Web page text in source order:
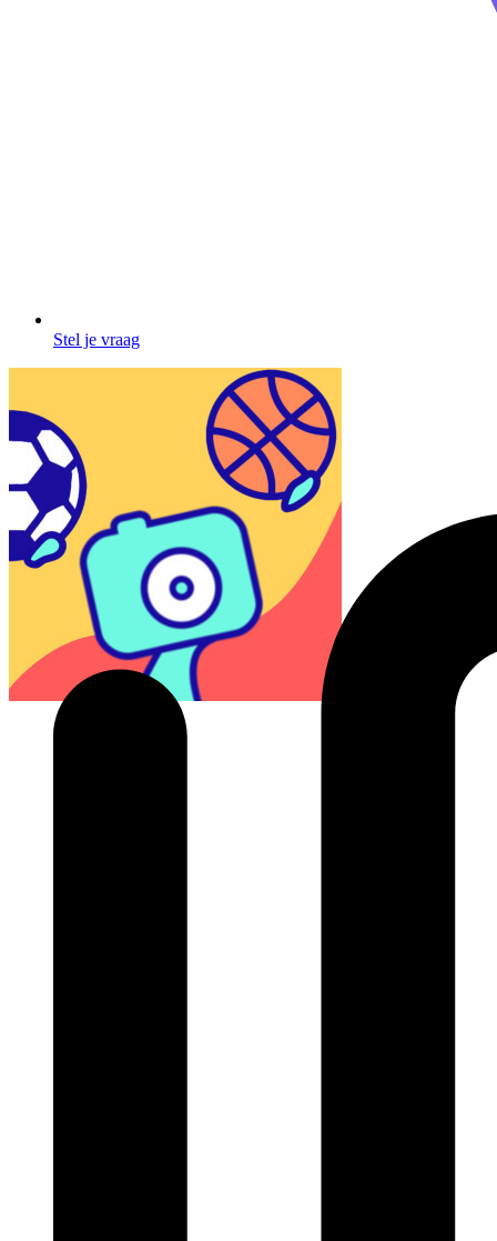
Stel je vraag